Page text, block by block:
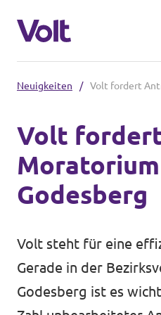
Website von Volt
Volt vor Ort in NRW
Volt Deutschland
Volt in deinem
Programm
Über Volt
Menschen
Neuigkeiten
Neuigkeiten /
Volt
Godesberg
Volt steht für eine
Gerade in der
Godesberg ist es